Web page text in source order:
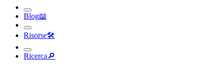
Blog📖︎
Risorse🛠︎
Ricerca🔎︎